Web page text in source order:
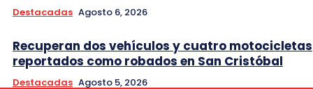
Destacadas Agosto 6, 2026
Recuperan dos vehículos y cuatro motocicletas
reportados como robados en San Cristóbal
Destacadas Agosto 5, 2026